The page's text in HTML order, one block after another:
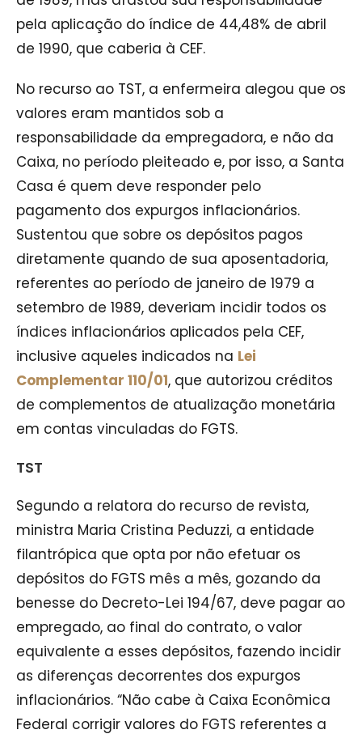
pela aplicação do índice de 44,48% de abril
de 1990, que caberia à CEF.
No recurso ao TST, a enfermeira alegou que os
valores eram mantidos sob a
responsabilidade da empregadora, e não da
Caixa, no período pleiteado e, por isso, a Santa
Casa é quem deve responder pelo
pagamento dos expurgos inflacionários.
Sustentou que sobre os depósitos pagos
diretamente quando de sua aposentadoria,
referentes ao período de janeiro de 1979 a
setembro de 1989, deveriam incidir todos os
índices inflacionários aplicados pela CEF,
inclusive aqueles indicados na Lei
Complementar 110/01, que autorizou créditos
de complementos de atualização monetária
em contas vinculadas do FGTS.
TST
Segundo a relatora do recurso de revista,
ministra Maria Cristina Peduzzi, a entidade
filantrópica que opta por não efetuar os
depósitos do FGTS mês a mês, gozando da
benesse do Decreto-Lei 194/67, deve pagar ao
empregado, ao final do contrato, o valor
equivalente a esses depósitos, fazendo incidir
as diferenças decorrentes dos expurgos
inflacionários. “Não cabe à Caixa Econômica
Federal corrigir valores do FGTS referentes a